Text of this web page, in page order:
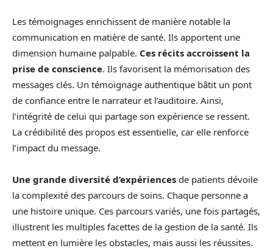
Les témoignages enrichissent de manière notable la
communication en matière de santé. Ils apportent une
dimension humaine palpable. Ces récits accroissent la
prise de conscience. Ils favorisent la mémorisation des
messages clés. Un témoignage authentique bâtit un pont
de confiance entre le narrateur et l’auditoire. Ainsi,
l’intégrité de celui qui partage son expérience se ressent.
La crédibilité des propos est essentielle, car elle renforce
l’impact du message.
Une grande diversité d’expériences de patients dévoile
la complexité des parcours de soins. Chaque personne a
une histoire unique. Ces parcours variés, une fois partagés,
illustrent les multiples facettes de la gestion de la santé. Ils
mettent en lumière les obstacles, mais aussi les réussites.